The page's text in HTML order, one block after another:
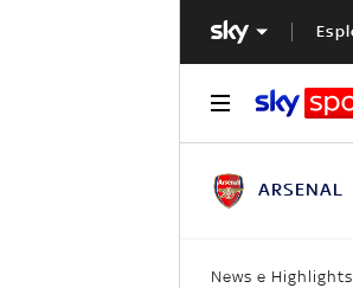
ARSENAL
News e